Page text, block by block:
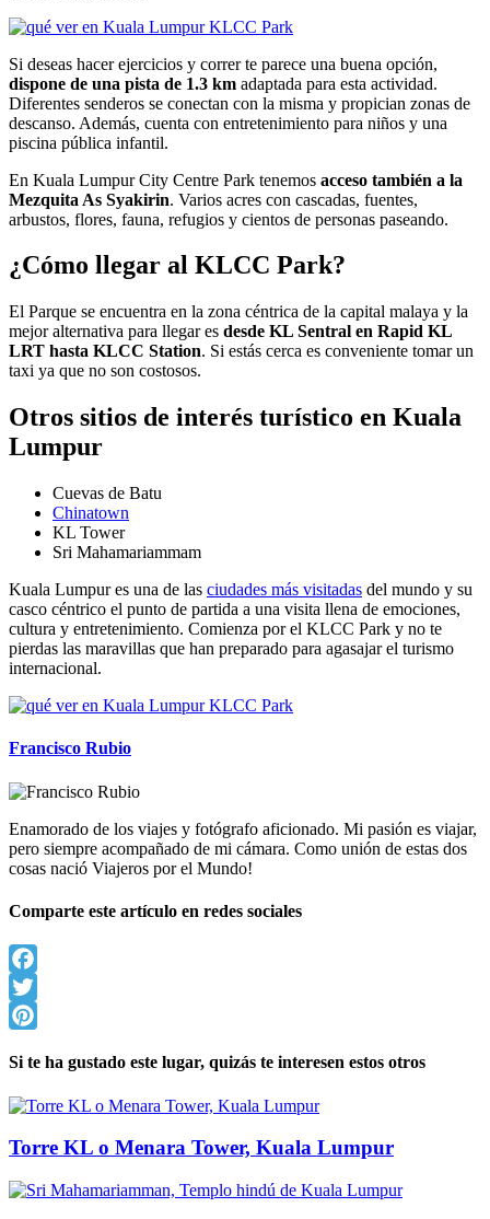
Si deseas hacer ejercicios y correr te parece una buena opción,
dispone de una pista de 1.3 km adaptada para esta actividad.
Diferentes senderos se conectan con la misma y propician zonas de
descanso. Además, cuenta con entretenimiento para niños y una
piscina pública infantil.
En Kuala Lumpur City Centre Park tenemos acceso también a la
Mezquita As Syakirin. Varios acres con cascadas, fuentes,
arbustos, flores, fauna, refugios y cientos de personas paseando.
¿Cómo llegar al KLCC Park?
El Parque se encuentra en la zona céntrica de la capital malaya y la
mejor alternativa para llegar es desde KL Sentral en Rapid KL
LRT hasta KLCC Station. Si estás cerca es conveniente tomar un
taxi ya que no son costosos.
Otros sitios de interés turístico en Kuala
Lumpur
Cuevas de Batu
Chinatown
KL Tower
Sri Mahamariammam
Kuala Lumpur es una de las ciudades más visitadas del mundo y su
casco céntrico el punto de partida a una visita llena de emociones,
cultura y entretenimiento. Comienza por el KLCC Park y no te
pierdas las maravillas que han preparado para agasajar el turismo
internacional.
Francisco Rubio
Enamorado de los viajes y fotógrafo aficionado. Mi pasión es viajar,
pero siempre acompañado de mi cámara. Como unión de estas dos
cosas nació Viajeros por el Mundo!
Comparte este artículo en redes sociales
Facebook
Twitter
Si te ha gustado este lugar, quizás te interesen estos otros
Torre KL o Menara Tower, Kuala Lumpur